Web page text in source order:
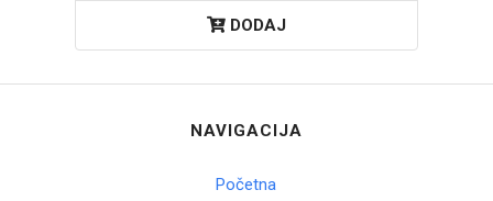
DODAJ
NAVIGACIJA
Početna